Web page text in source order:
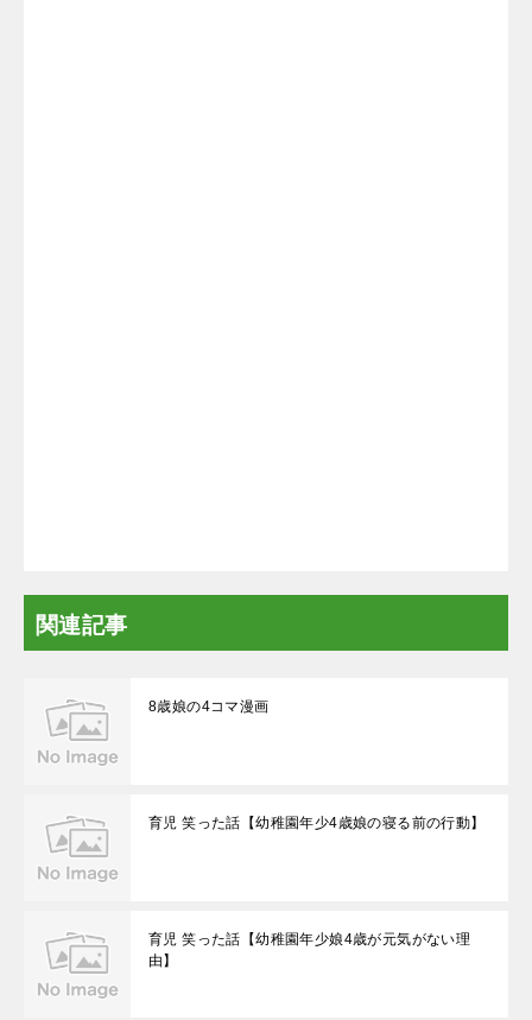
関連記事
8歳娘の4コマ漫画
育児 笑った話【幼稚園年少4歳娘の寝る前の行動】
育児 笑った話【幼稚園年少娘4歳が元気がない理
由】